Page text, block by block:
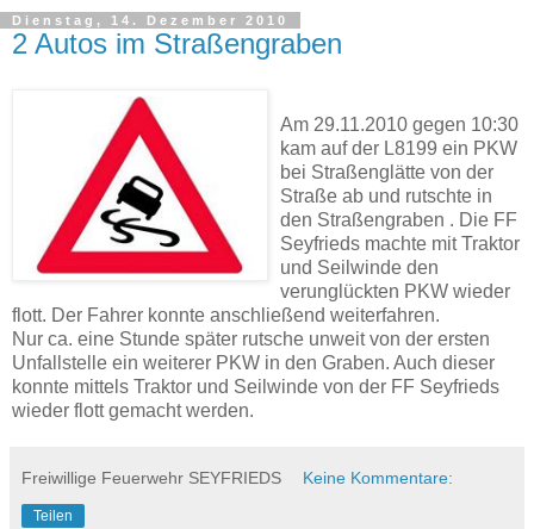
Dienstag, 14. Dezember 2010
2 Autos im Straßengraben
Am 29.11.2010 gegen 10:30
kam auf der L8199 ein PKW
bei Straßenglätte von der
Straße ab und rutschte in
den Straßengraben . Die FF
Seyfrieds machte mit Traktor
und Seilwinde den
verunglückten PKW wieder
flott. Der Fahrer konnte anschließend weiterfahren.
Nur ca. eine Stunde später rutsche unweit von der ersten
Unfallstelle ein weiterer PKW in den Graben. Auch dieser
konnte mittels Traktor und Seilwinde von der FF Seyfrieds
wieder flott gemacht werden.
Freiwillige Feuerwehr SEYFRIEDS Keine Kommentare:
Teilen